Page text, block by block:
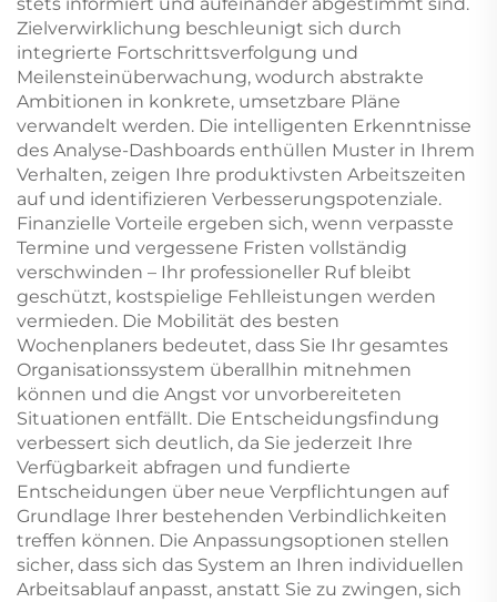
Zielverwirklichung beschleunigt sich durch
integrierte Fortschrittsverfolgung und
Meilensteinüberwachung, wodurch abstrakte
Ambitionen in konkrete, umsetzbare Pläne
verwandelt werden. Die intelligenten Erkenntnisse
des Analyse-Dashboards enthüllen Muster in Ihrem
Verhalten, zeigen Ihre produktivsten Arbeitszeiten
auf und identifizieren Verbesserungspotenziale.
Finanzielle Vorteile ergeben sich, wenn verpasste
Termine und vergessene Fristen vollständig
verschwinden – Ihr professioneller Ruf bleibt
geschützt, kostspielige Fehlleistungen werden
vermieden. Die Mobilität des besten
Wochenplaners bedeutet, dass Sie Ihr gesamtes
Organisationssystem überallhin mitnehmen
können und die Angst vor unvorbereiteten
Situationen entfällt. Die Entscheidungsfindung
verbessert sich deutlich, da Sie jederzeit Ihre
Verfügbarkeit abfragen und fundierte
Entscheidungen über neue Verpflichtungen auf
Grundlage Ihrer bestehenden Verbindlichkeiten
treffen können. Die Anpassungsoptionen stellen
sicher, dass sich das System an Ihren individuellen
Arbeitsablauf anpasst, anstatt Sie zu zwingen, sich